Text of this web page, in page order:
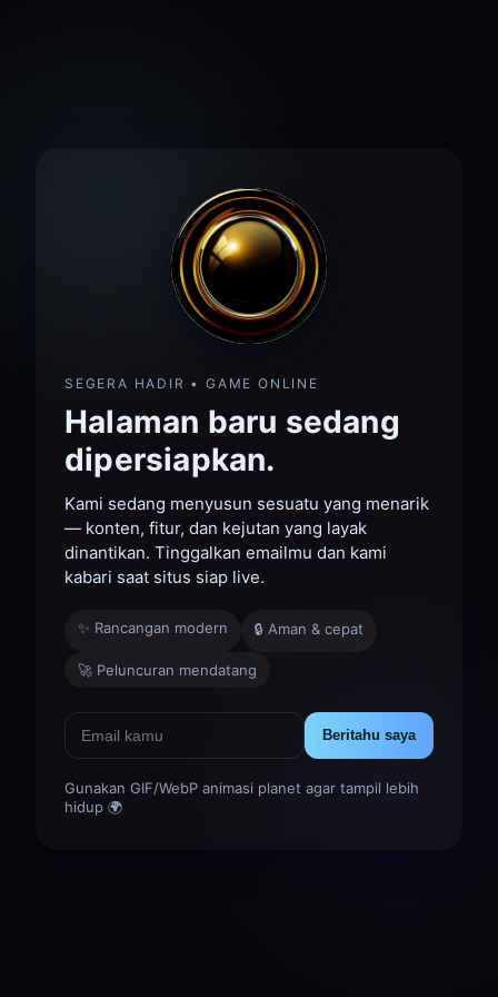
SEGERA HADIR • GAME ONLINE
Halaman baru sedang
dipersiapkan.
Kami sedang menyusun sesuatu yang menarik
— konten, fitur, dan kejutan yang layak
dinantikan. Tinggalkan emailmu dan kami
kabari saat situs siap live.
✨ Rancangan modern 🔒 Aman & cepat
🚀 Peluncuran mendatang
Beritahu saya
Gunakan GIF/WebP animasi planet agar tampil lebih
hidup 🌍